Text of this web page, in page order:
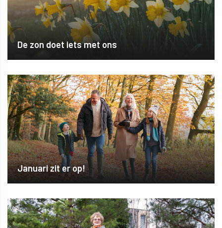
De zon doet iets met ons
Januari zit er op!